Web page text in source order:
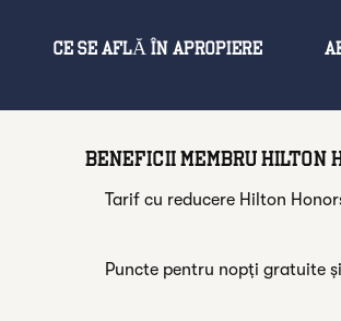
CE SE AFLĂ ÎN APROPIERE
BENEFICII MEMBRU HILTON
Tarif cu reducere Hilton
Puncte pentru nopți gratuite